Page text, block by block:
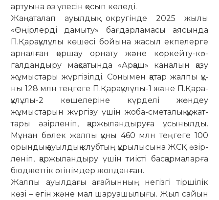
артуына өз үлесін қо­сып келеді.
Жаңаталап ауылдық округінде 2025 жылы
«Өңірлерді дамыту» бағ­дар­­­ламасы аясында
П.Қарақұлұлы кө­шесі бойына жасыл екпелерге
ар­нал­­ған қоршау орнату және көр­кей­ту-кө­
галдандыру мақсатында «Ар­қаш» ка­налын қазу
жұмыстары жүр­гізілді. Сонымен қатар жалпы құ­
ны 128 млн теңгеге П.Қарақұлұлы-1 және П.Қара­
құлұлы-2 көшелеріне күр­делі жөндеу
жұмыстарын жүр­гі­зу үшін жоба-сметалық құ­жат­
тары әзірленіп, қаржыландыруға ұсы­­ныл­ды.
Мұнан бөлек жалпы құны 460 млн теңгеге 100
орындық ауыл­дық клуб­­тың құрылысына ЖСҚ әзір­
ле­ніп, қаржыландыру үшін тиісті бас­қар­ма­ларға
бюджеттік өтінімдер жол­данған.
Жалпы ауылдағы ағайынның не­гіз­гі тіршілік
көзі – егін және мал шаруа­­шылығы. Жыл сайын